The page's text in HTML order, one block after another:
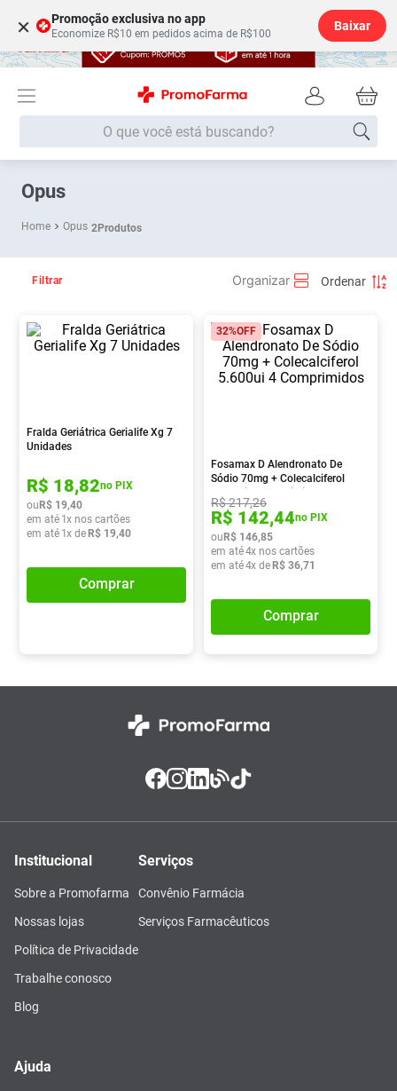
× Promoção exclusiva no app
Economize R$10 em pedidos acima de R$100
Baixar
O que você está buscando?
Opus
Opus 2Produtos
Filtrar
Fralda Geriátrica Gerialife Xg 7
Unidades
R$ 18,82no PIX
ouR$ 19,40
em até 1x nos cartões
em até 1x deR$ 19,40
Comprar
32%OFF
Fosamax D Alendronato De
Sódio 70mg + Colecalciferol
5.600ui 4 Comprimidos
R$217,26
R$ 142,44no PIX
ouR$ 146,85
em até4x nos cartões
em até4x deR$ 36,71
Comprar
Institucional
Sobre a Promofarma
Nossas lojas
Política de Privacidade
Trabalhe conosco
Blog
Serviços
Convênio Farmácia
Serviços Farmacêuticos
Ajuda
Termos mais buscados
1 º Fralda
3º
º Fralda G
9º
10 º Lavitan